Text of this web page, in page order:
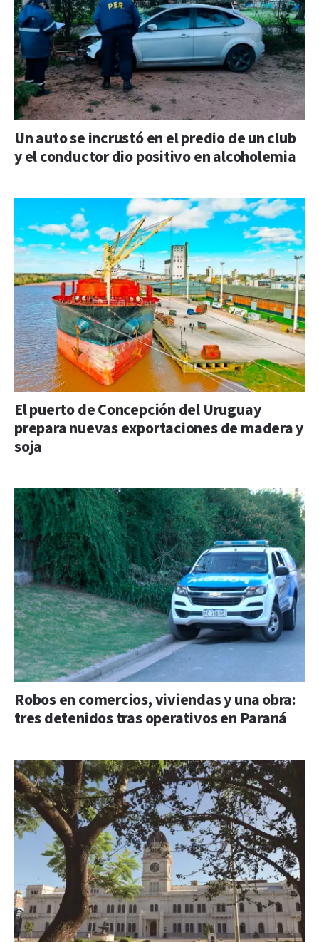
Un auto se incrustó en el predio de un club
y el conductor dio positivo en alcoholemia
El puerto de Concepción del Uruguay
prepara nuevas exportaciones de madera y
soja
Robos en comercios, viviendas y una obra:
tres detenidos tras operativos en Paraná